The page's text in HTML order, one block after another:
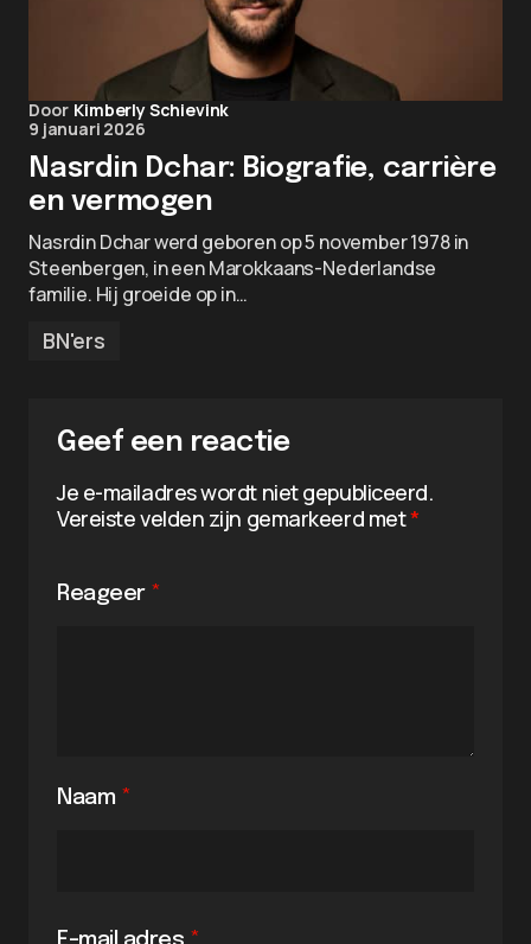
Door Kimberly Schievink
9 januari 2026
Nasrdin Dchar: Biografie, carrière
en vermogen
Nasrdin Dchar werd geboren op 5 november 1978 in
Steenbergen, in een Marokkaans-Nederlandse
familie. Hij groeide op in…
BN'ers
Geef een reactie
Je e-mailadres wordt niet gepubliceerd.
Vereiste velden zijn gemarkeerd met*
Reageer *
Naam *